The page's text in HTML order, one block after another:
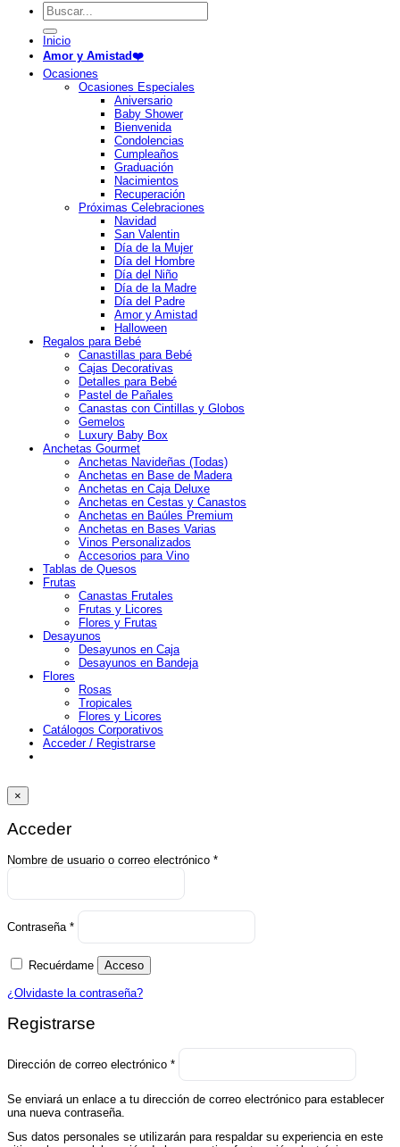
Buscar
por:
Inicio
Amor y Amistad❤️
Ocasiones
Ocasiones Especiales
Aniversario
Baby Shower
Bienvenida
Condolencias
Cumpleaños
Graduación
Nacimientos
Recuperación
Próximas Celebraciones
Navidad
San Valentin
Día de la Mujer
Día del Hombre
Día del Niño
Día de la Madre
Día del Padre
Amor y Amistad
Halloween
Regalos para Bebé
Canastillas para Bebé
Cajas Decorativas
Detalles para Bebé
Pastel de Pañales
Canastas con Cintillas y Globos
Gemelos
Luxury Baby Box
Anchetas Gourmet
Anchetas Navideñas (Todas)
Anchetas en Base de Madera
Anchetas en Caja Deluxe
Anchetas en Cestas y Canastos
Anchetas en Baúles Premium
Anchetas en Bases Varias
Vinos Personalizados
Accesorios para Vino
Tablas de Quesos
Frutas
Canastas Frutales
Frutas y Licores
Flores y Frutas
Desayunos
Desayunos en Caja
Desayunos en Bandeja
Flores
Rosas
Tropicales
Flores y Licores
Catálogos Corporativos
Acceder / Registrarse
×
Acceder
Nombre de usuario o correo electrónico *Obligatorio
Contraseña *
Obligatorio
Recuérdame Acceso
¿Olvidaste la contraseña?
Registrarse
Dirección de correo electrónico *
Obligatorio
Se enviará un enlace a tu dirección de correo electrónico para establecer
una nueva contraseña.
Sus datos personales se utilizarán para respaldar su experiencia en este